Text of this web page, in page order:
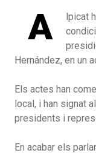
A
lpicat
Hernández, en un
Els actes han
local, i han signat
presidents i
En acabar els